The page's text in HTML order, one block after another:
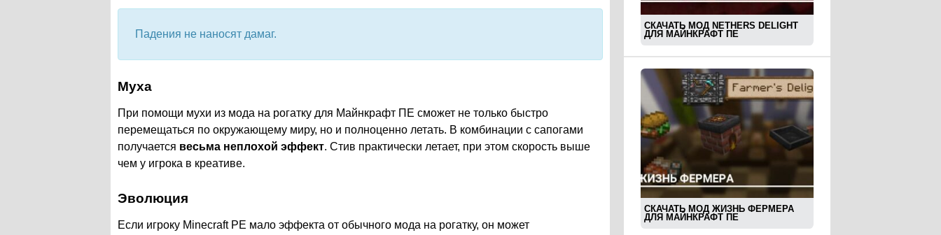
Падения не наносят дамаг.
Муха
При помощи мухи из мода на рогатку для Майнкрафт ПЕ сможет не только быстро
перемещаться по окружающему миру, но и полноценно летать. В комбинации с сапогами
получается весьма неплохой эффект. Стив практически летает, при этом скорость выше
чем у игрока в креативе.
Эволюция
Если игроку Minecraft PE мало эффекта от обычного мода на рогатку, он может
СКАЧАТЬ МОД NETHERS DELIGHT
ДЛЯ МАЙНКРАФТ ПЕ
СКАЧАТЬ МОД ЖИЗНЬ ФЕРМЕРА
ДЛЯ МАЙНКРАФТ ПЕ